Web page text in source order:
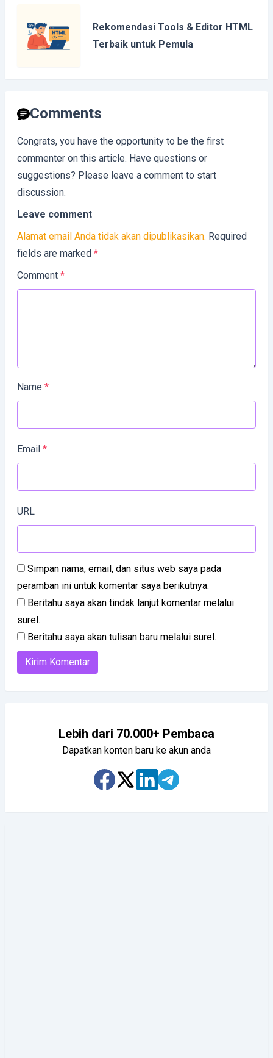
Rekomendasi Tools & Editor HTML
Terbaik untuk Pemula
Comments
Congrats, you have the opportunity to be the first
commenter on this article. Have questions or
suggestions? Please leave a comment to start
discussion.
Leave comment
Alamat email Anda tidak akan dipublikasikan. Required
fields are marked *
Comment *
Name *
Email *
URL
Simpan nama, email, dan situs web saya pada
peramban ini untuk komentar saya berikutnya.
Beritahu saya akan tindak lanjut komentar melalui
surel.
Beritahu saya akan tulisan baru melalui surel.
Lebih dari 70.000+ Pembaca
Dapatkan konten baru ke akun anda